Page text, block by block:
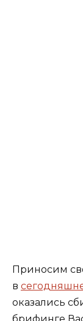
Приносим
в
оказались
брифинге